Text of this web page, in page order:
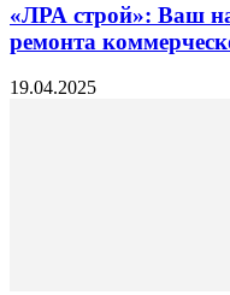
«ЛРА строй»: Ваш
ремонта
19.04.2025